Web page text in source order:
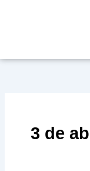
3 de